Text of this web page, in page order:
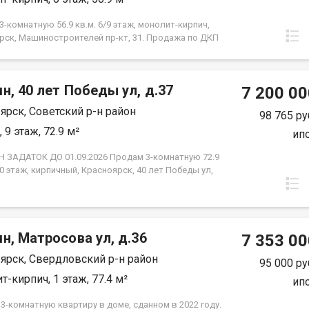
комнатную 56.9 кв.м. 6/9 этаж, монолит-кирпич,
Машиностроителей пр-кт, 31. Продажа по ДКП
40 лет Победы ул, д.37
Советский р-н район
9 этаж, 72.9 м²
ЗАДАТОК ДО 01.09.2026 Продам 3-комнатную 72.9
этаж, кирпичный, Красноярск, 40 лет Победы ул,
прихожей просторный квадратный холл, сан узел
2.65 м2. Новым владельцам остаётся вся мебель,
имеется в квартире. Это идеальный вариант для
или для тех, кто планирует её создание
безопасное пространство. · Детская поликлиника
пешком. · 2 детских сада — 6 минут пешком. ·
минут неспешной прогулки. Всё необходимое
7 200
98 765
Матросова ул, д.36
Свердловский р-н район
кирпич, 1 этаж, 77.4 м²
комнатную квартиру в доме, сданном в 2022 году.
7 353
95 000